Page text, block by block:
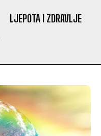
LJEPOTA I ZDRAVLJE